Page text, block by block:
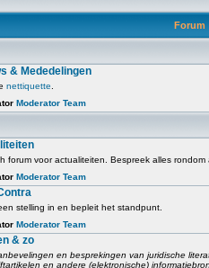
Forum
& Mededelingen
nettiquette
Moderator Team
forum voor actualiteiten. Bespreek alles
Moderator Team
stelling in en bepleit het standpunt.
Moderator Team
& zo
en besprekingen van juridische
en andere (elektronische)